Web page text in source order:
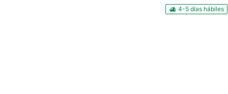
4-5 días hábiles